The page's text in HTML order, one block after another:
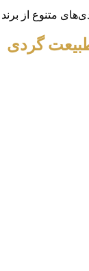
متنوع از برند
گردی